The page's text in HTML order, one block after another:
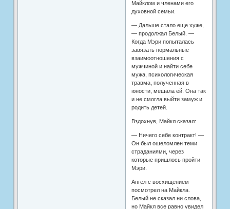
Майклом и членами его
духовной семьи.
— Дальше стало еще хуже,
— продолжал Белый. —
Когда Мэри попыталась
завязать нормальные
взаимоотношения с
мужчиной и найти себе
мужа, психологическая
травма, полученная в
юности, мешала ей. Она так
и не смогла выйти замуж и
родить детей.
Вздохнув, Майкл сказал:
— Ничего себе контракт! —
Он был ошеломлен теми
страданиями, через
которые пришлось пройти
Мэри.
Ангел с восхищением
посмотрел на Майкла.
Белый не сказал ни слова,
но Майкл все равно увидел